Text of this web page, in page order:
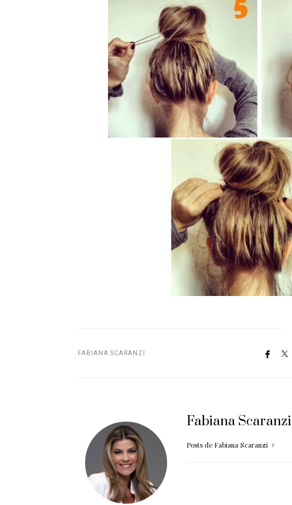
FABIANA SCARANZI
Fabiana Scaranzi
Posts de Fabiana Scaranzi